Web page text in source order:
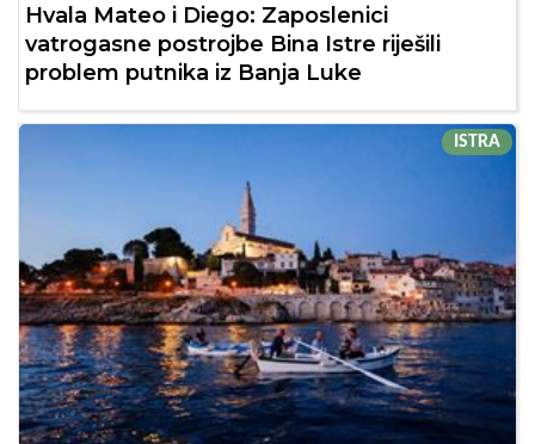
Hvala Mateo i Diego: Zaposlenici
vatrogasne postrojbe Bina Istre riješili
problem putnika iz Banja Luke
ISTRA